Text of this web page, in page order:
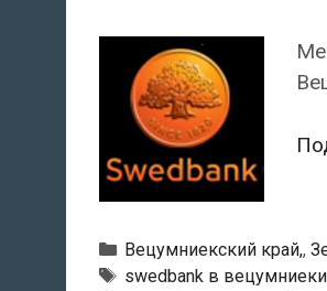
Рубрики
Вецумниекский край,,
Тэги
swedbank в вецумниеки